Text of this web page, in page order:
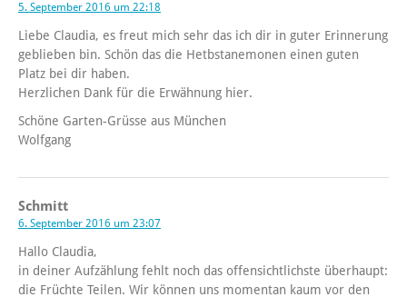
5. September 2016 um 22:18
Liebe Claudia, es freut mich sehr das ich dir in guter Erinnerung
geblieben bin. Schön das die Hetbstanemonen einen guten
Platz bei dir haben.
Herzlichen Dank für die Erwähnung hier.
Schöne Garten-Grüsse aus München
Wolfgang
Schmitt
6. September 2016 um 23:07
Hallo Claudia,
in deiner Aufzählung fehlt noch das offensichtlichste überhaupt:
die Früchte Teilen. Wir können uns momentan kaum vor den